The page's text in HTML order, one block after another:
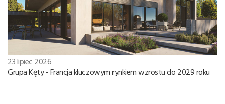
23 lipiec 2026
Grupa Kęty - Francja kluczowym rynkiem wzrostu do 2029 roku